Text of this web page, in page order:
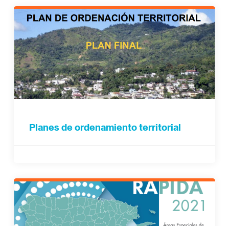
Planes de ordenamiento territorial